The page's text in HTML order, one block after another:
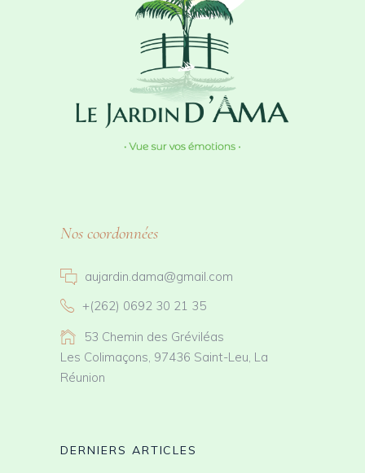
Nos coordonnées
aujardin.dama@gmail.com
+(262) 0692 30 21 35
53 Chemin des Gréviléas
Les Colimaçons, 97436 Saint-Leu, La
Réunion
DERNIERS ARTICLES